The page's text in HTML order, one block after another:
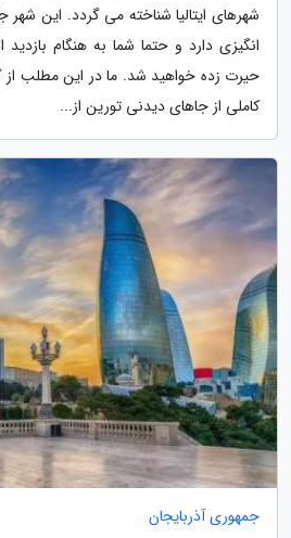
شهرهای ایتالیا شناخته می گردد. این
انگیزی دارد و حتما شما به هنگام
حیرت زده خواهید شد. ما در این مطلب
کاملی از جاهای دیدنی تورین از...
جمهوری آذربایجان